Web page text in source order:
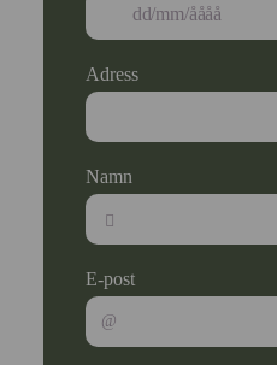
Adress
Namn
E-post